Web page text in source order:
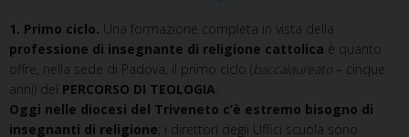
1. Primo ciclo. Una formazione completa in vista della
professione di insegnante di religione cattolica è quanto
offre, nella sede di Padova, il primo ciclo (baccalaureato – cinque
anni) del PERCORSO DI TEOLOGIA.
Oggi nelle diocesi del Triveneto c’è estremo bisogno di
insegnanti di religione; i direttori degli Uffici scuola sono